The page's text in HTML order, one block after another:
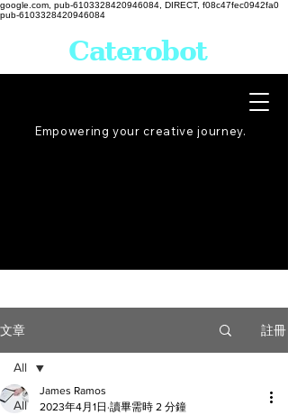
google.com, pub-6103328420946084, DIRECT, f08c47fec0942fa0
pub-6103328420946084
Empowering your creative journey.
Caterobot
文章 註冊
All
All
James Ramos
2023年4月1日 讀畢需時 2 分鐘